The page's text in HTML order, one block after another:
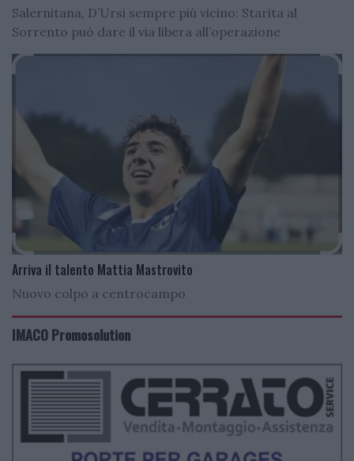
Salernitana, D’Ursi sempre più vicino: Starita al
Sorrento può dare il via libera all’operazione
Arriva il talento Mattia Mastrovito
Nuovo colpo a centrocampo
IMACO Promosolution